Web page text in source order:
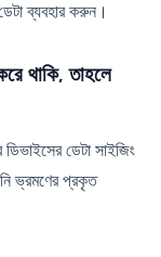
ব্যবহার করুন।
থাকি, তাহলে
ডেটা সাইজিং
ভ্রমণের প্রকৃত